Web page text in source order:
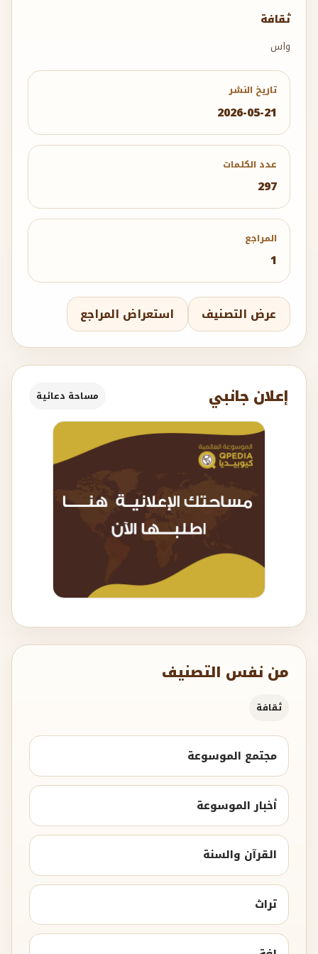
ثقافة
واس
تاريخ النشر
2026-05-21
عدد الكلمات
297
المراجع
1
عرض التصنيف استعراض المراجع
إعلان جانبي مساحة دعائية
من نفس التصنيف
ثقافة
مجتمع الموسوعة
أخبار الموسوعة
القرآن والسنة
تراث